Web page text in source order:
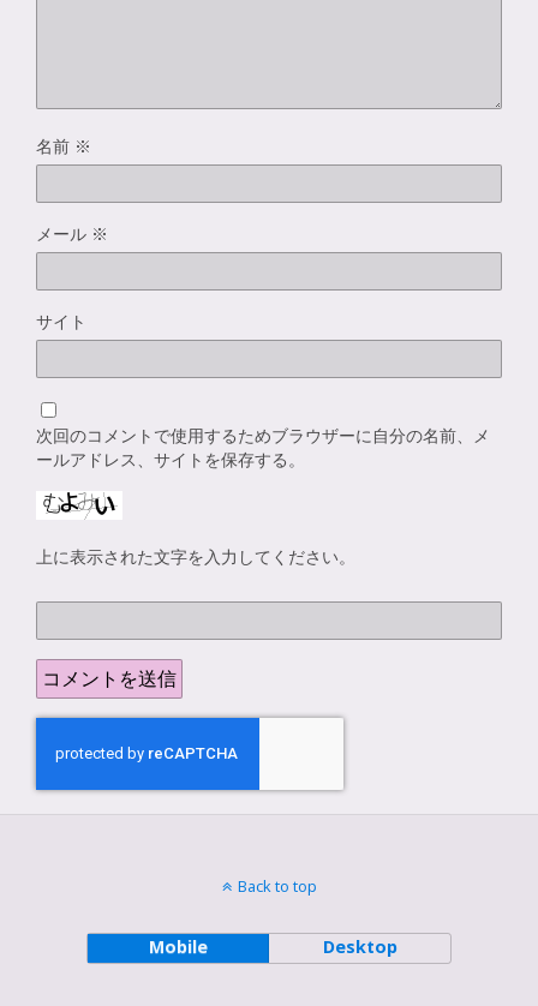
名前 ※
メール ※
サイト
次回のコメントで使用するためブラウザーに自分の名前、メ
ールアドレス、サイトを保存する。
上に表示された文字を入力してください。
Back to top
Mobile Desktop